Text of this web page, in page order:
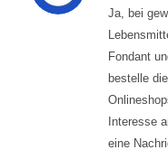
Ja, bei
Fondant
bestelle
Interesse
eine